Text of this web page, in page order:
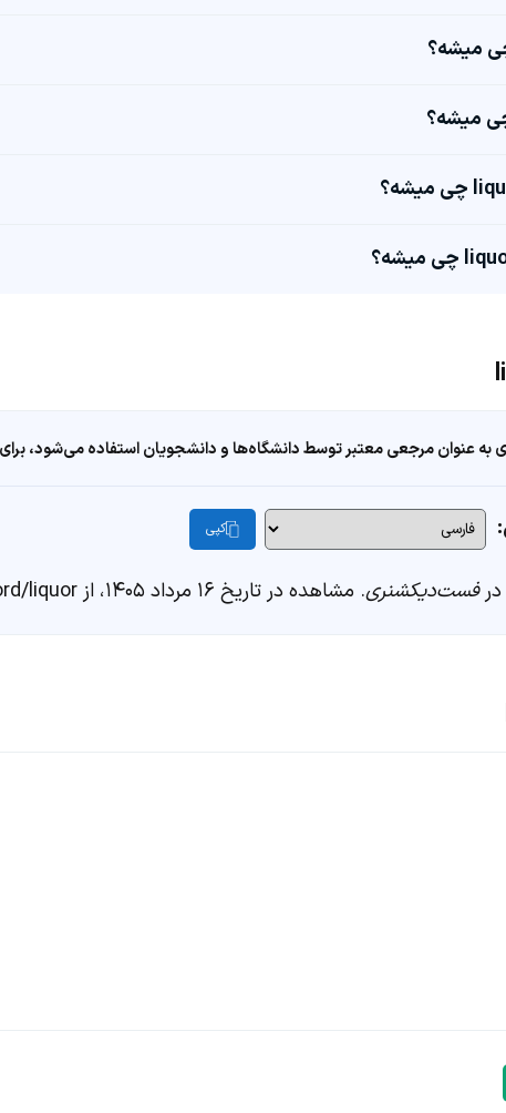
عنوان مرجعی معتبر توسط دانشگاه‌ها و دانشجویان استفاده می‌شود،
کپی
فست‌دیکشنری. مشاهده در تاریخ ۱۶ مرداد ۱۴۰۵، از https://fastdic.com/word/liquor